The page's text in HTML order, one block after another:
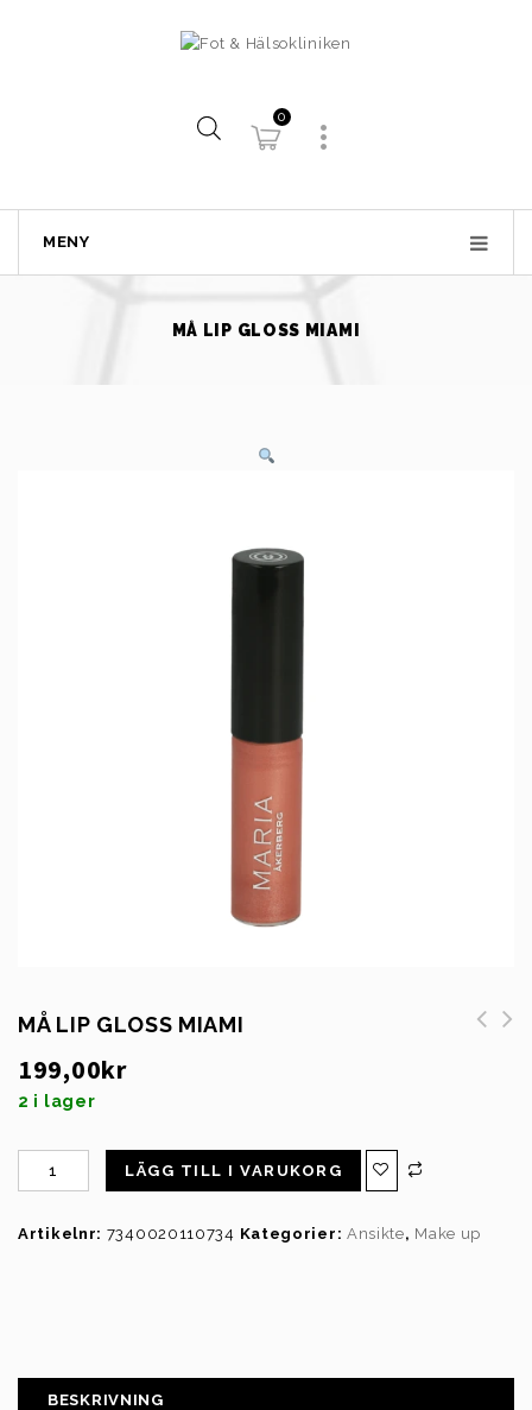
0
MENY
MÅ LIP GLOSS MIAMI
MÅ LIP GLOSS MIAMI
199,00kr
2 i lager
LÄGG TILL I VARUKORG
Artikelnr: 7340020110734 Kategorier: Ansikte, Make up
BESKRIVNING